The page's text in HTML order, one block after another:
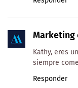
Marketing
Kathy, eres
siempre
Responder